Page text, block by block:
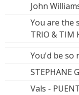
John
You are the
TRIO & TIM
You'd be so
STEPHANE
Vals -